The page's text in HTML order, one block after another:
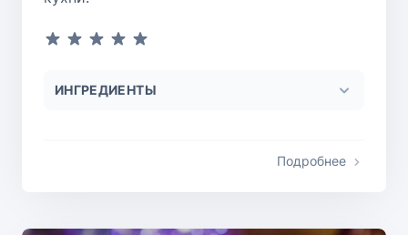
ИНГРЕДИЕНТЫ
Подробнее